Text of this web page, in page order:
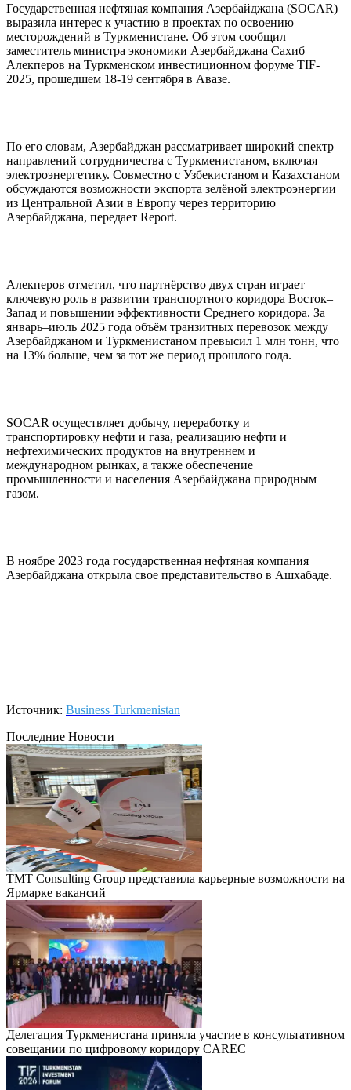
Государственная нефтяная компания Азербайджана (SOCAR)
выразила интерес к участию в проектах по освоению
месторождений в Туркменистане. Об этом сообщил
заместитель министра экономики Азербайджана Сахиб
Алекперов на Туркменском инвестиционном форуме TIF-
2025, прошедшем 18-19 сентября в Авазе.
По его словам, Азербайджан рассматривает широкий спектр
направлений сотрудничества с Туркменистаном, включая
электроэнергетику. Совместно с Узбекистаном и Казахстаном
обсуждаются возможности экспорта зелёной электроэнергии
из Центральной Азии в Европу через территорию
Азербайджана, передает Report.
Алекперов отметил, что партнёрство двух стран играет
ключевую роль в развитии транспортного коридора Восток–
Запад и повышении эффективности Среднего коридора. За
январь–июль 2025 года объём транзитных перевозок между
Азербайджаном и Туркменистаном превысил 1 млн тонн, что
на 13% больше, чем за тот же период прошлого года.
SOCAR осуществляет добычу, переработку и
транспортировку нефти и газа, реализацию нефти и
нефтехимических продуктов на внутреннем и
международном рынках, а также обеспечение
промышленности и населения Азербайджана природным
газом.
В ноябре 2023 года государственная нефтяная компания
Азербайджана открыла свое представительство в Ашхабаде.
Источник: Business Turkmenistan
Последние Новости
TMT Consulting Group представила карьерные возможности на
Ярмарке вакансий
Делегация Туркменистана приняла участие в консультативном
совещании по цифровому коридору CAREC